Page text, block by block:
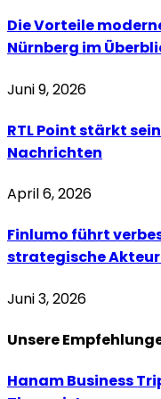
Die Vorteile
Nürnberg im
Juni 9, 2026
RTL Point stärkt
Nachrichten
April 6, 2026
Finlumo führt
strategische
Juni 3, 2026
Unsere
Hanam Business